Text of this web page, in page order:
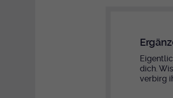
dich.
verbirg